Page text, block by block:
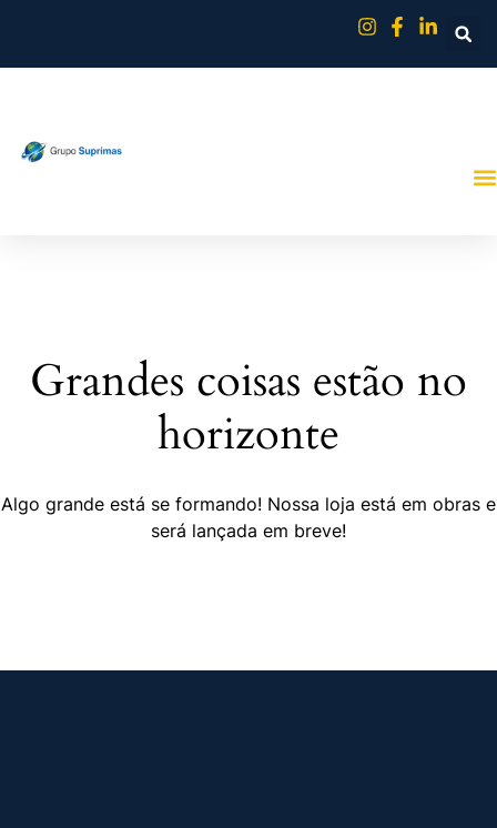
Grandes coisas estão no
horizonte
Algo grande está se formando! Nossa loja está em obras e
será lançada em breve!